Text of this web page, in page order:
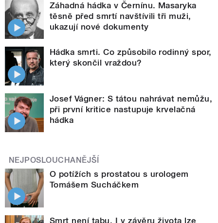
Záhadná hádka v Černínu. Masaryka
těsně před smrtí navštívili tři muži,
ukazují nové dokumenty
Hádka smrti. Co způsobilo rodinný spor,
který skončil vraždou?
Josef Vágner: S tátou nahrávat nemůžu,
při první kritice nastupuje krvelačná
hádka
NEJPOSLOUCHANĚJŠÍ
O potížích s prostatou s urologem
Tomášem Sucháčkem
Smrt není tabu. I v závěru života lze